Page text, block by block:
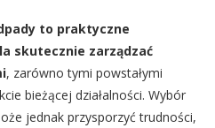
to praktyczne
skutecznie zarządzać
, zarówno tymi powstałymi
bieżącej działalności. Wybór
jednak przysporzyć trudności,